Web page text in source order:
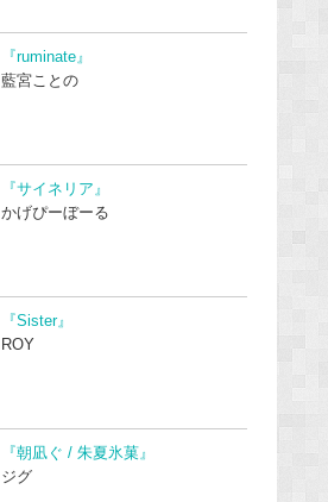
『ruminate』
藍宮ことの
『サイネリア』
かげぴーぼーる
『Sister』
ROY
『朝凪ぐ / 朱夏氷菓』
ジグ